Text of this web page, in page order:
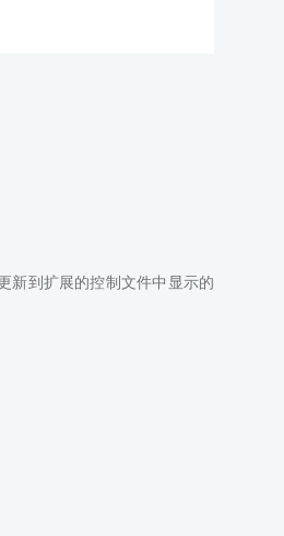
新到扩展的控制文件中显示的